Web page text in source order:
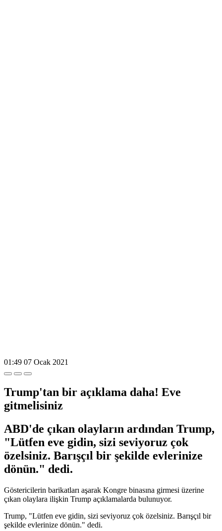
01:49 07 Ocak 2021
Trump'tan bir açıklama daha! Eve
gitmelisiniz
ABD'de çıkan olayların ardından Trump,
"Lütfen eve gidin, sizi seviyoruz çok
özelsiniz. Barışçıl bir şekilde evlerinize
dönün." dedi.
Göstericilerin barikatları aşarak Kongre binasına girmesi üzerine
çıkan olaylara ilişkin Trump açıklamalarda bulunuyor.
Trump, "Lütfen eve gidin, sizi seviyoruz çok özelsiniz. Barışçıl bir
şekilde evlerinize dönün." dedi.